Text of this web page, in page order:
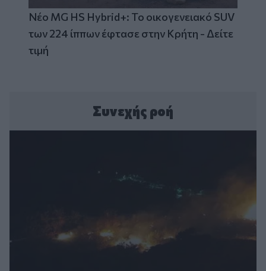
Νέο MG HS Hybrid+: Το οικογενειακό SUV
των 224 ίππων έφτασε στην Κρήτη - Δείτε
τιμή
Συνεχής ροή